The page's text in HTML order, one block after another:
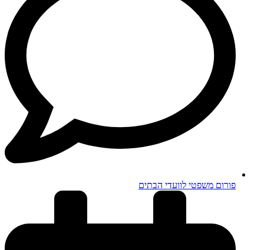
פורום משפטי לוועדי הבתים